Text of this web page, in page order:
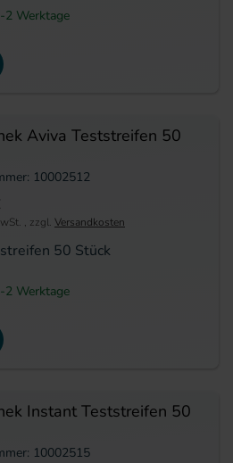
2 Werktage
Aviva Teststreifen 50
10002512
50 Stück
, zzgl. Versandkosten
2 Werktage
Instant Teststreifen 50
10002515